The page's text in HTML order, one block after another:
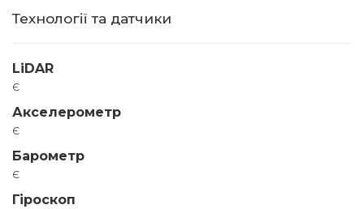
Технології та датчики
LiDAR
є
Акселерометр
є
Барометр
є
Гіроскоп